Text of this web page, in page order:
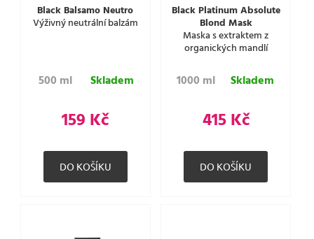
Black Balsamo Neutro
Výživný neutrální balzám
500 ml Skladem
159 Kč
Black Platinum Absolute
Blond Mask
Maska s extraktem z
organických mandlí
1000 ml Skladem
415 Kč